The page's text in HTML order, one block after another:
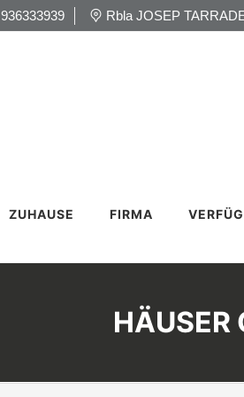
936333939 Rbla JOSEP
ZUHAUSE FIRMA
HÄUSER